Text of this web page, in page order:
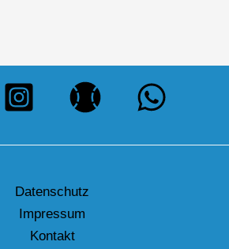
Datenschutz
Impressum
Kontakt